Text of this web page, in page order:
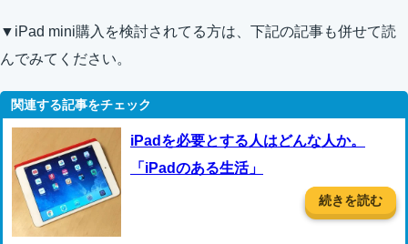
▼iPad mini購入を検討されてる方は、下記の記事も併せて読
んでみてください。
iPadを必要とする人はどんな人か。
「iPadのある生活」
続きを読む